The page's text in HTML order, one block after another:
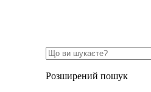
Розширений пошук